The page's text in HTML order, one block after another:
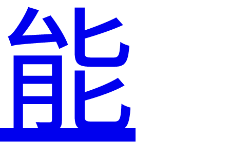
能